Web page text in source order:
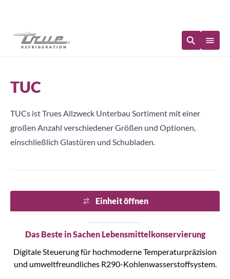
TUC
TUCs ist Trues Allzweck Unterbau Sortiment mit einer
großen Anzahl verschiedener Größen und Optionen,
einschließlich Glastüren und Schubladen.
Das Beste in Sachen Lebensmittelkonservierung
Digitale Steuerung für hochmoderne Temperaturpräzision
und umweltfreundliches R290-Kohlenwasserstoffsystem.
Einheit öffnen